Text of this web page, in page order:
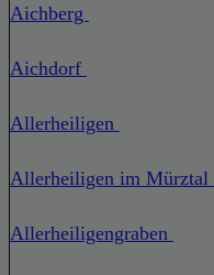
Aichberg
Aichdorf
Allerheiligen
Allerheiligen im Mürztal
Allerheiligengraben